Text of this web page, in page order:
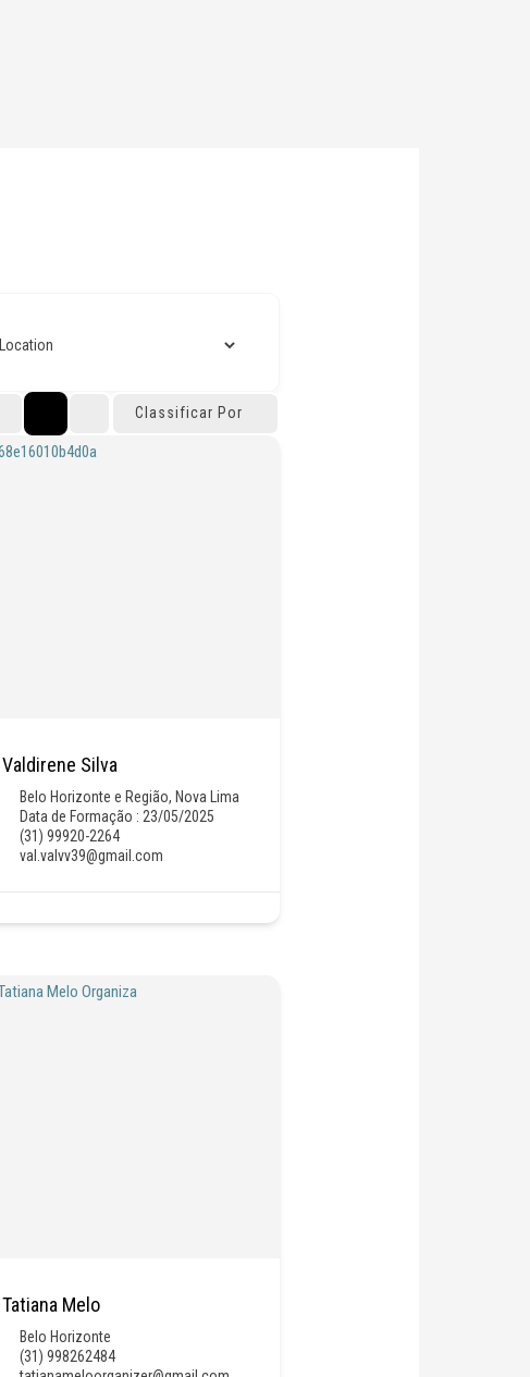
Classificar Por
Valdirene Silva
Belo Horizonte e Região, Nova Lima
Data de Formação : 23/05/2025
(31) 99920-2264
val.valvv39@gmail.com
Tatiana Melo
Belo Horizonte
(31) 998262484